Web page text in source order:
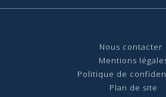
Nous contacter
Mentions
Politique de
Plan de site